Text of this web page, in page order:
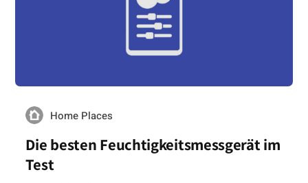
Home Places
Die besten Feuchtigkeitsmessgerät im
Test